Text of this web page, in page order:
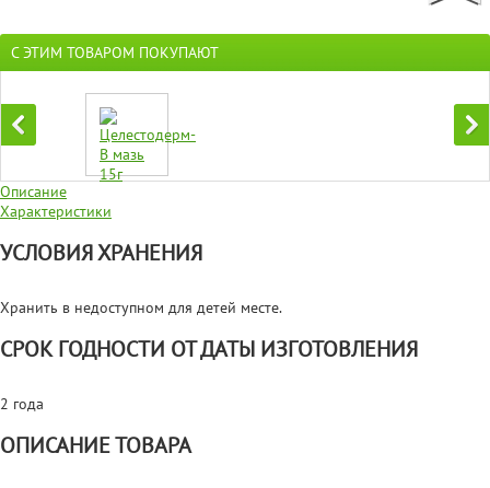
С ЭТИМ ТОВАРОМ ПОКУПАЮТ
Описание
Характеристики
УСЛОВИЯ ХРАНЕНИЯ
Хранить в недоступном для детей месте.
СРОК ГОДНОСТИ ОТ ДАТЫ ИЗГОТОВЛЕНИЯ
2 года
ОПИСАНИЕ ТОВАРА